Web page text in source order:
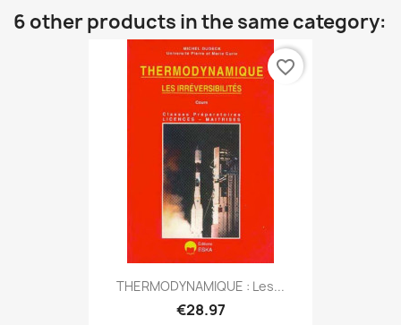
6 other products in the same category:
THERMODYNAMIQUE : Les...
€28.97
favorite_border